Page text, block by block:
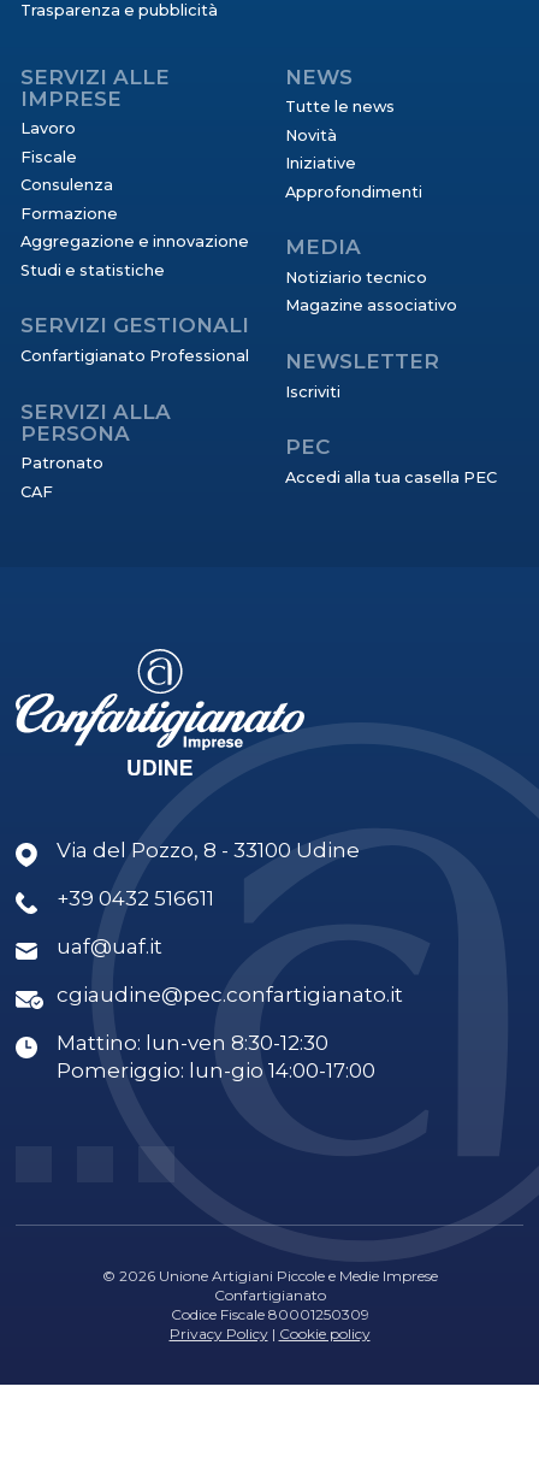
Trasparenza e pubblicità
SERVIZI ALLE
IMPRESE
Lavoro
Fiscale
Consulenza
Formazione
Aggregazione e innovazione
Studi e statistiche
SERVIZI GESTIONALI
Confartigianato Professional
SERVIZI ALLA
PERSONA
Patronato
CAF
NEWS
Tutte le news
Novità
Iniziative
Approfondimenti
MEDIA
Notiziario tecnico
Magazine associativo
NEWSLETTER
Iscriviti
PEC
Accedi alla tua casella PEC
Via del Pozzo, 8 - 33100 Udine
+39 0432 516611
uaf@uaf.it
cgiaudine@pec.confartigianato.it
Mattino: lun-ven 8:30-12:30
Pomeriggio: lun-gio 14:00-17:00
© 2026 Unione Artigiani Piccole e Medie Imprese
Confartigianato
Codice Fiscale 80001250309
Privacy Policy| Cookie policy